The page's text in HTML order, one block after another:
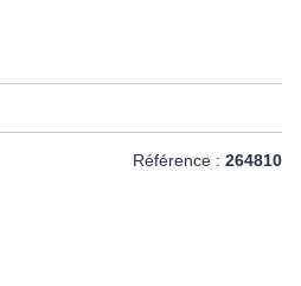
Référence : 264810